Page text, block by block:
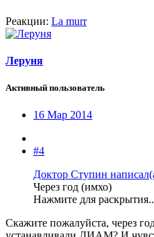
Реакции: La murr
Леруня
Активный пользователь
16 Мар 2014
#4
Доктор Ступин
Через год (имхо)
Нажмите для
Скажите пожалуйста, через